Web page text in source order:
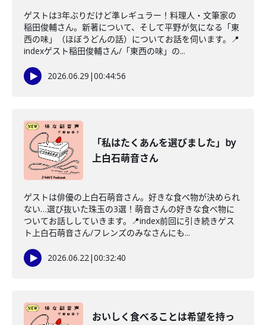
ゲストは3年ぶりだけど準レギュラー！料理人・文筆家の
稲田俊輔さん。新著について、そして平野が気になる「東
西の味」（ほぼうどんの話）についてお話を伺います。📍
indexゲスト稲田俊輔さん/「東西の味」の...
2026.06.29 |00:44:56
「私はたくあんを選びました」by
上白石萌音さん
ゲストは俳優の上白石萌音さん。好きな食べ物が決められ
ない…選び抜いた珠玉の3選！萌音さんの好きな食べ物に
ついてお話ししていきます。📍index前回に引き続きゲス
ト上白石萌音さん/フレンズのみなさんにも...
2026.06.22|00:32:40
おいしく食べることは希望を持っ